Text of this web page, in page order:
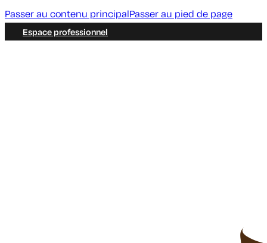
Passer au contenu principalPasser au pied de page
Espace professionnel